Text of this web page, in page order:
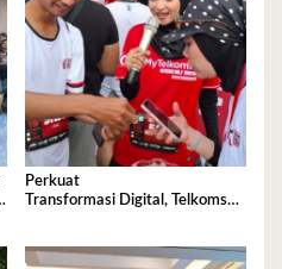
Perkuat
Transformasi Digital, Telkomsel